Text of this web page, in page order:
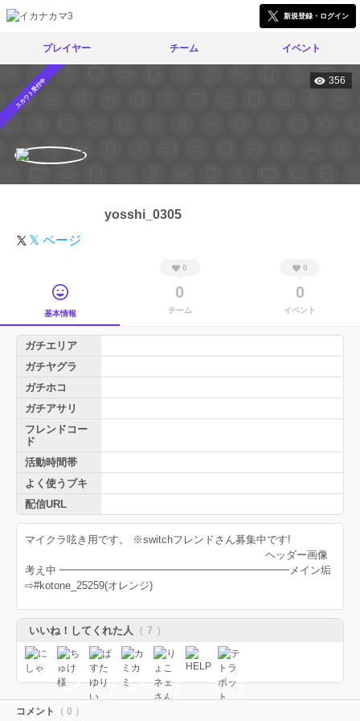
新規登録・ログイン
プレイヤー チーム イベント
スカウト受付中 356
yosshi_0305
𝕏 ページ
基本情報
0
0
チーム
0
0
イベント
ガチエリア
ガチヤグラ
ガチホコ
ガチアサリ
フレンドコー
ド
活動時間帯
よく使うブキ
配信URL
マイクラ呟き用です。 ※switchフレンドさん募集中です!
ヘッダー画像
考え中 ━━━━━━━━━━━━━━━━━━━━━━メイン垢
⇨#kotone_25259(オレンジ)
いいね！してくれた人 （ 7 ）
コメント （ 0 ）